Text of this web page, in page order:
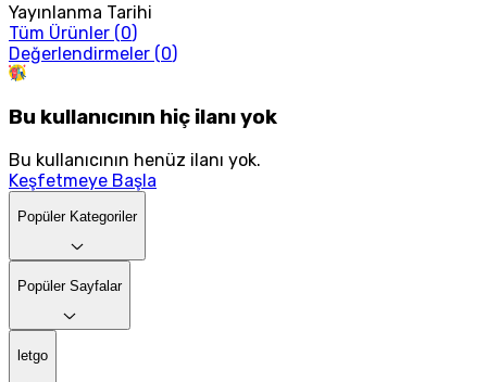
Yayınlanma Tarihi
Tüm Ürünler (0)
Değerlendirmeler (0)
Bu kullanıcının hiç ilanı yok
Bu kullanıcının henüz ilanı yok.
Keşfetmeye Başla
Popüler Kategoriler
Popüler Sayfalar
letgo